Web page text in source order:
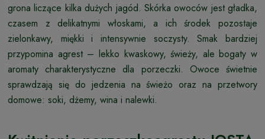
grona liczące kilka dużych jagód. Skórka owoców jest gładka,
czasem z delikatnymi włoskami, a ich środek pozostaje
zielonkawy, miękki i intensywnie soczysty. Smak bardziej
przypomina agrest – lekko kwaskowy, świeży, ale bogaty w
aromaty charakterystyczne dla porzeczki. Owoce świetnie
sprawdzają się do jedzenia na świeżo oraz na przetwory
domowe: soki, dżemy, wina i nalewki.